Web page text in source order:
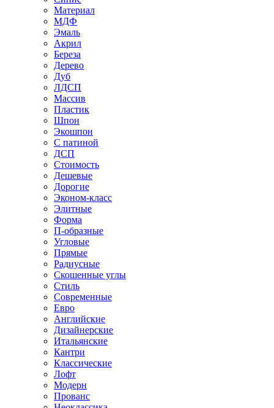
Материал
МДФ
Эмаль
Акрил
Береза
Дерево
Дуб
ЛДСП
Массив
Пластик
Шпон
Экошпон
С патиной
ДСП
Стоимость
Дешевые
Дорогие
Эконом-класс
Элитные
Форма
П-образные
Угловые
Прямые
Радиусные
Скошенные углы
Стиль
Современные
Евро
Английские
Дизайнерские
Итальянские
Кантри
Классические
Лофт
Модерн
Прованс